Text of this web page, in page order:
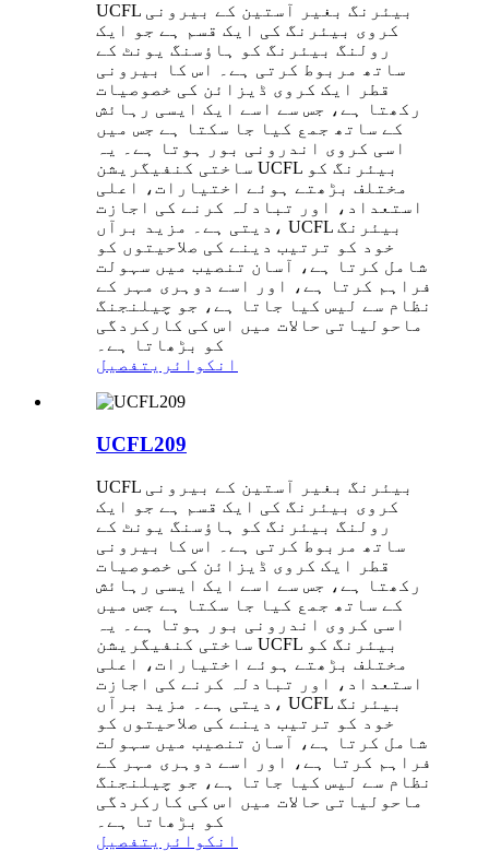
UCFL بیئرنگ بغیر آستین کے بیرونی
کروی بیئرنگ کی ایک قسم ہے جو ایک
رولنگ بیئرنگ کو ہاؤسنگ یونٹ کے
ساتھ مربوط کرتی ہے۔ اس کا بیرونی
قطر ایک کروی ڈیزائن کی خصوصیات
رکھتا ہے، جس سے اسے ایک ایسی رہائش
کے ساتھ جمع کیا جا سکتا ہے جس میں
اسی کروی اندرونی بور ہوتا ہے۔ یہ
ساختی کنفیگریشن UCFL بیئرنگ کو
مختلف بڑھتے ہوئے اختیارات، اعلی
استعداد، اور تبادلہ کرنے کی اجازت
دیتی ہے۔ مزید برآں، UCFL بیئرنگ
خود کو ترتیب دینے کی صلاحیتوں کو
شامل کرتا ہے، آسان تنصیب میں سہولت
فراہم کرتا ہے، اور اسے دوہری مہر کے
نظام سے لیس کیا جاتا ہے، جو چیلنجنگ
ماحولیاتی حالات میں اس کی کارکردگی
کو بڑھاتا ہے۔
انکوائری تفصیل
UCFL209
UCFL بیئرنگ بغیر آستین کے بیرونی
کروی بیئرنگ کی ایک قسم ہے جو ایک
رولنگ بیئرنگ کو ہاؤسنگ یونٹ کے
ساتھ مربوط کرتی ہے۔ اس کا بیرونی
قطر ایک کروی ڈیزائن کی خصوصیات
رکھتا ہے، جس سے اسے ایک ایسی رہائش
کے ساتھ جمع کیا جا سکتا ہے جس میں
اسی کروی اندرونی بور ہوتا ہے۔ یہ
ساختی کنفیگریشن UCFL بیئرنگ کو
مختلف بڑھتے ہوئے اختیارات، اعلی
استعداد، اور تبادلہ کرنے کی اجازت
دیتی ہے۔ مزید برآں، UCFL بیئرنگ
خود کو ترتیب دینے کی صلاحیتوں کو
شامل کرتا ہے، آسان تنصیب میں سہولت
فراہم کرتا ہے، اور اسے دوہری مہر کے
نظام سے لیس کیا جاتا ہے، جو چیلنجنگ
ماحولیاتی حالات میں اس کی کارکردگی
کو بڑھاتا ہے۔
انکوائری تفصیل